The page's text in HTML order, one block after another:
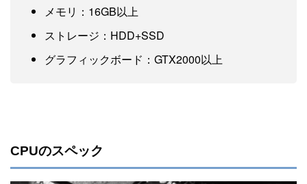
メモリ：16GB以上
ストレージ：HDD+SSD
グラフィックボード：GTX2000以上
CPUのスペック